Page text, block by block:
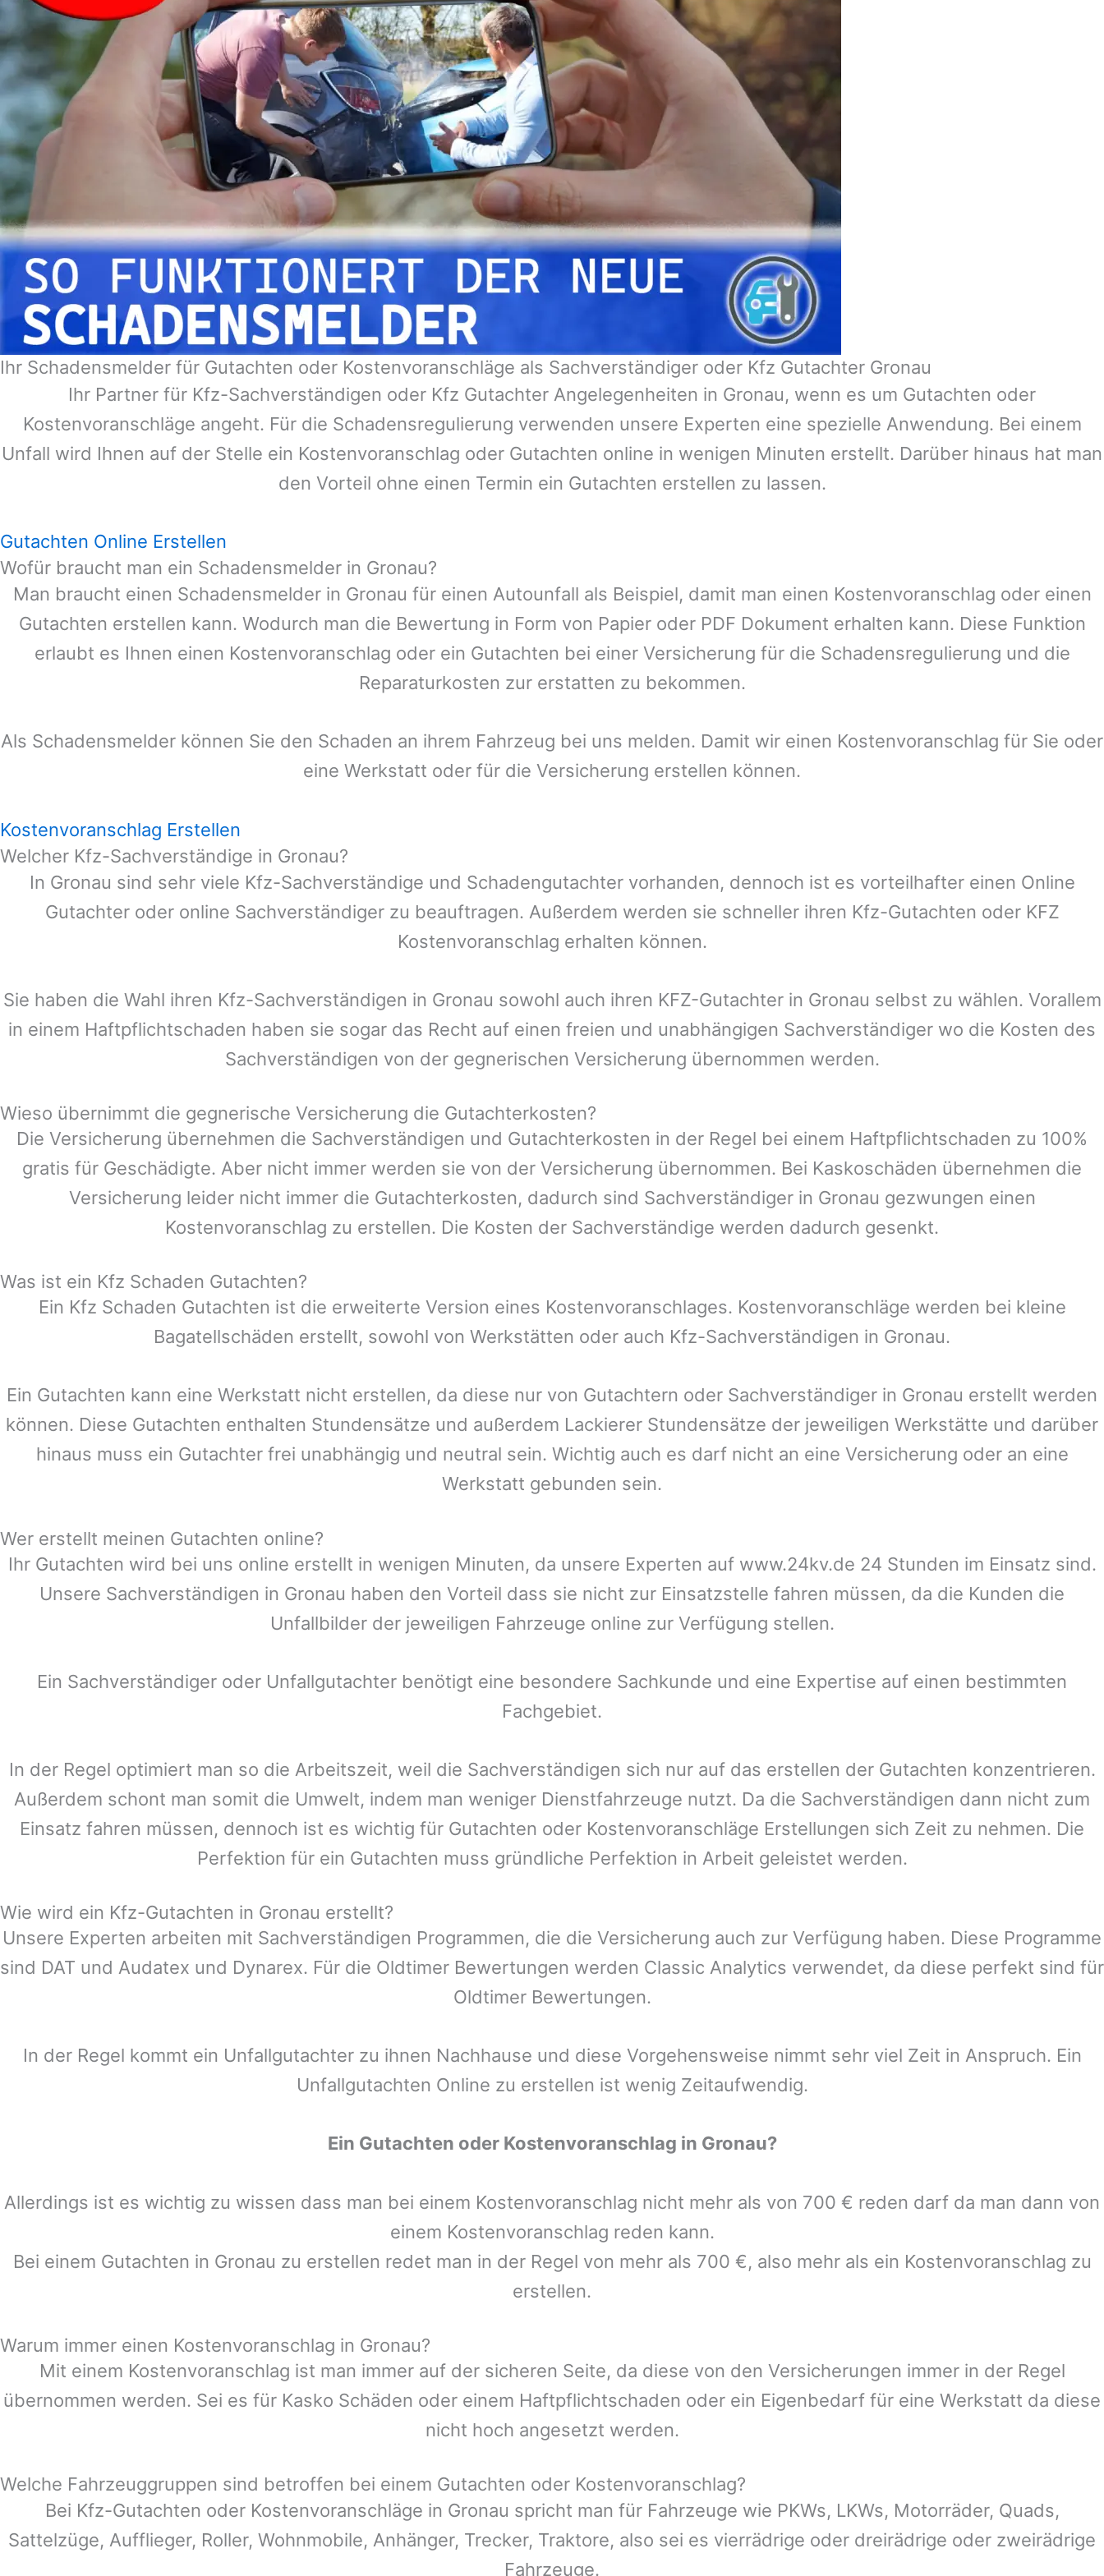
Ihr Schadensmelder für Gutachten oder Kostenvoranschläge als Sachverständiger oder Kfz Gutachter Gronau
Ihr Partner für Kfz-Sachverständigen oder Kfz Gutachter Angelegenheiten in Gronau, wenn es um Gutachten oder
Kostenvoranschläge angeht. Für die Schadensregulierung verwenden unsere Experten eine spezielle Anwendung. Bei einem
Unfall wird Ihnen auf der Stelle ein Kostenvoranschlag oder Gutachten online in wenigen Minuten erstellt. Darüber hinaus hat man
den Vorteil ohne einen Termin ein Gutachten erstellen zu lassen.
Gutachten Online Erstellen
Wofür braucht man ein Schadensmelder in Gronau?
Man braucht einen Schadensmelder in Gronau für einen Autounfall als Beispiel, damit man einen Kostenvoranschlag oder einen
Gutachten erstellen kann. Wodurch man die Bewertung in Form von Papier oder PDF Dokument erhalten kann. Diese Funktion
erlaubt es Ihnen einen Kostenvoranschlag oder ein Gutachten bei einer Versicherung für die Schadensregulierung und die
Reparaturkosten zur erstatten zu bekommen.
Als Schadensmelder können Sie den Schaden an ihrem Fahrzeug bei uns melden. Damit wir einen Kostenvoranschlag für Sie oder
eine Werkstatt oder für die Versicherung erstellen können.
Kostenvoranschlag Erstellen
Welcher Kfz-Sachverständige in Gronau?
In Gronau sind sehr viele Kfz-Sachverständige und Schadengutachter vorhanden, dennoch ist es vorteilhafter einen Online
Gutachter oder online Sachverständiger zu beauftragen. Außerdem werden sie schneller ihren Kfz-Gutachten oder KFZ
Kostenvoranschlag erhalten können.
Sie haben die Wahl ihren Kfz-Sachverständigen in Gronau sowohl auch ihren KFZ-Gutachter in Gronau selbst zu wählen. Vorallem
in einem Haftpflichtschaden haben sie sogar das Recht auf einen freien und unabhängigen Sachverständiger wo die Kosten des
Sachverständigen von der gegnerischen Versicherung übernommen werden.
Wieso übernimmt die gegnerische Versicherung die Gutachterkosten?
Die Versicherung übernehmen die Sachverständigen und Gutachterkosten in der Regel bei einem Haftpflichtschaden zu 100%
gratis für Geschädigte. Aber nicht immer werden sie von der Versicherung übernommen. Bei Kaskoschäden übernehmen die
Versicherung leider nicht immer die Gutachterkosten, dadurch sind Sachverständiger in Gronau gezwungen einen
Kostenvoranschlag zu erstellen. Die Kosten der Sachverständige werden dadurch gesenkt.
Was ist ein Kfz Schaden Gutachten?
Ein Kfz Schaden Gutachten ist die erweiterte Version eines Kostenvoranschlages. Kostenvoranschläge werden bei kleine
Bagatellschäden erstellt, sowohl von Werkstätten oder auch Kfz-Sachverständigen in Gronau.
Ein Gutachten kann eine Werkstatt nicht erstellen, da diese nur von Gutachtern oder Sachverständiger in Gronau erstellt werden
können. Diese Gutachten enthalten Stundensätze und außerdem Lackierer Stundensätze der jeweiligen Werkstätte und darüber
hinaus muss ein Gutachter frei unabhängig und neutral sein. Wichtig auch es darf nicht an eine Versicherung oder an eine
Werkstatt gebunden sein.
Wer erstellt meinen Gutachten online?
Ihr Gutachten wird bei uns online erstellt in wenigen Minuten, da unsere Experten auf www.24kv.de 24 Stunden im Einsatz sind.
Unsere Sachverständigen in Gronau haben den Vorteil dass sie nicht zur Einsatzstelle fahren müssen, da die Kunden die
Unfallbilder der jeweiligen Fahrzeuge online zur Verfügung stellen.
Ein Sachverständiger oder Unfallgutachter benötigt eine besondere Sachkunde und eine Expertise auf einen bestimmten
Fachgebiet.
In der Regel optimiert man so die Arbeitszeit, weil die Sachverständigen sich nur auf das erstellen der Gutachten konzentrieren.
Außerdem schont man somit die Umwelt, indem man weniger Dienstfahrzeuge nutzt. Da die Sachverständigen dann nicht zum
Einsatz fahren müssen, dennoch ist es wichtig für Gutachten oder Kostenvoranschläge Erstellungen sich Zeit zu nehmen. Die
Perfektion für ein Gutachten muss gründliche Perfektion in Arbeit geleistet werden.
Wie wird ein Kfz-Gutachten in Gronau erstellt?
Unsere Experten arbeiten mit Sachverständigen Programmen, die die Versicherung auch zur Verfügung haben. Diese Programme
sind DAT und Audatex und Dynarex. Für die Oldtimer Bewertungen werden Classic Analytics verwendet, da diese perfekt sind für
Oldtimer Bewertungen.
In der Regel kommt ein Unfallgutachter zu ihnen Nachhause und diese Vorgehensweise nimmt sehr viel Zeit in Anspruch. Ein
Unfallgutachten Online zu erstellen ist wenig Zeitaufwendig.
Ein Gutachten oder Kostenvoranschlag in Gronau?
Allerdings ist es wichtig zu wissen dass man bei einem Kostenvoranschlag nicht mehr als von 700 € reden darf da man dann von
einem Kostenvoranschlag reden kann.
Bei einem Gutachten in Gronau zu erstellen redet man in der Regel von mehr als 700 €, also mehr als ein Kostenvoranschlag zu
erstellen.
Warum immer einen Kostenvoranschlag in Gronau?
Mit einem Kostenvoranschlag ist man immer auf der sicheren Seite, da diese von den Versicherungen immer in der Regel
übernommen werden. Sei es für Kasko Schäden oder einem Haftpflichtschaden oder ein Eigenbedarf für eine Werkstatt da diese
nicht hoch angesetzt werden.
Welche Fahrzeuggruppen sind betroffen bei einem Gutachten oder Kostenvoranschlag?
Bei Kfz-Gutachten oder Kostenvoranschläge in Gronau spricht man für Fahrzeuge wie PKWs, LKWs, Motorräder, Quads,
Sattelzüge, Aufflieger, Roller, Wohnmobile, Anhänger, Trecker, Traktore, also sei es vierrädrige oder dreirädrige oder zweirädrige
Fahrzeuge.